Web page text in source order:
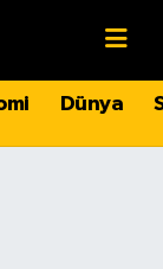
Dünya